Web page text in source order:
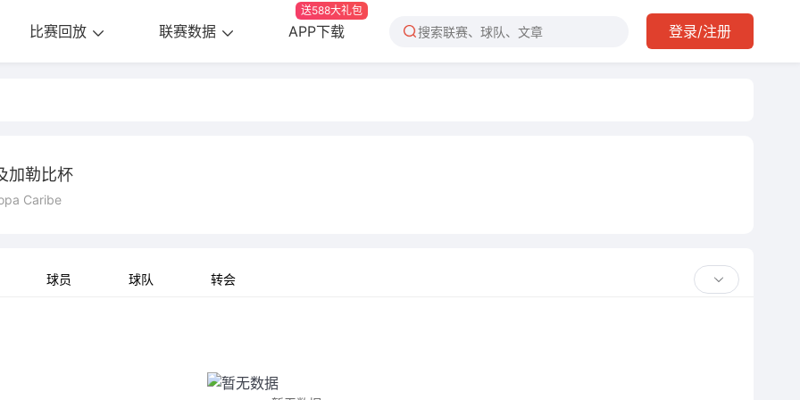
比赛回放 联赛数据 APP下载
送588大礼包
登录/注册
加勒比杯
Caribe
球员 球队 转会